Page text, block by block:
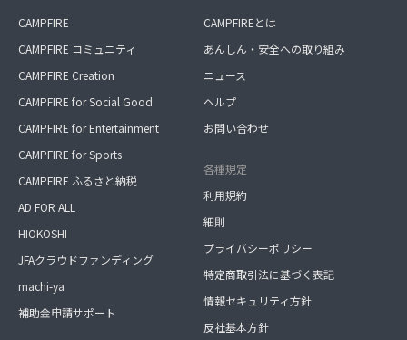
CAMPFIRE
CAMPFIRE コミュニティ
CAMPFIRE Creation
CAMPFIRE for Social Good
CAMPFIRE for Entertainment
CAMPFIRE for Sports
CAMPFIRE ふるさと納税
AD FOR ALL
HIOKOSHI
JFAクラウドファンディング
machi-ya
補助金申請サポート
CAMPFIREとは
あんしん・安全への取り組み
ニュース
ヘルプ
お問い合わせ
各種規定
利用規約
細則
プライバシーポリシー
特定商取引法に基づく表記
情報セキュリティ方針
反社基本方針